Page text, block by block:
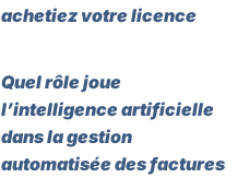
achetiez votre licence
Quel rôle joue
l’intelligence artificielle
dans la gestion
automatisée des factures